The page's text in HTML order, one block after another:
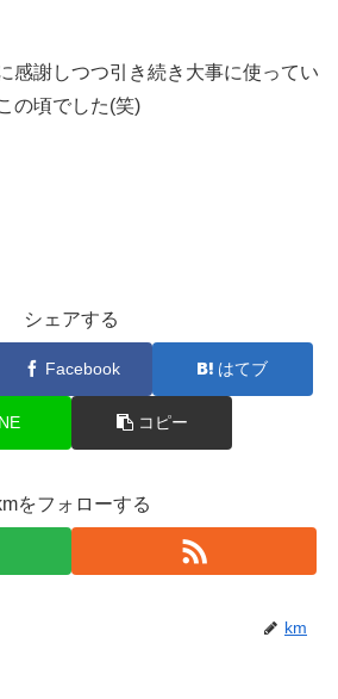
感謝しつつ引き続き大事に使ってい
の頃でした(笑)
シェアする
Facebook はてブ
コピー
をフォローする
km